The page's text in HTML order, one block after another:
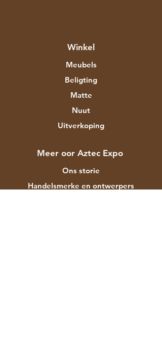
Winkel
Meubels
Beligting
Matte
Nuut
Uitverkoping
Meer oor Aztec Expo
Ons storie
Handelsmerke en ontwerpers